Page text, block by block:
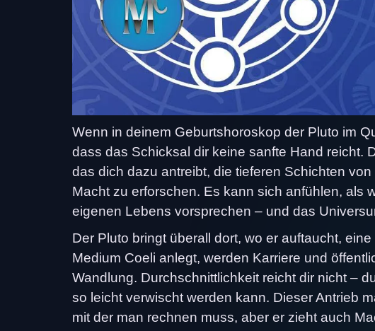
Wenn in deinem Geburtshoroskop der Pluto im
dass das Schicksal dir keine sanfte Hand reicht.
das dich dazu antreibt, die tieferen Schichten
Macht zu erforschen. Es kann sich anfühlen, als
eigenen Lebens vorsprechen – und das
Der Pluto bringt überall dort, wo er auftaucht,
Medium Coeli anlegt, werden Karriere und
Wandlung. Durchschnittlichkeit reicht dir nicht –
so leicht verwischt werden kann. Dieser Antrieb
mit der man rechnen muss, aber er zieht auch